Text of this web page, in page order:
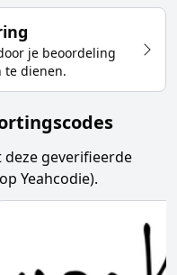
je beoordeling
te dienen.
geverifieerde
Yeahcodie).